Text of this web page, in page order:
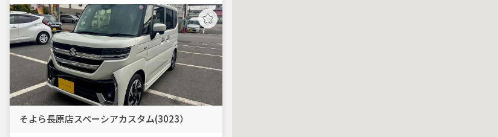
そよら長原店スペーシアカスタム(3023）